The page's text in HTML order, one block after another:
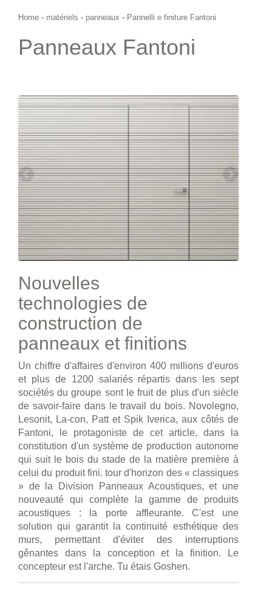
Home - matériels - panneaux - Pannelli e finiture Fantoni
Panneaux Fantoni
Nouvelles
technologies de
construction de
panneaux et finitions
Un chiffre d'affaires d'environ 400 millions d'euros
et plus de 1200 salariés répartis dans les sept
sociétés du groupe sont le fruit de plus d'un siècle
de savoir-faire dans le travail du bois. Novolegno,
Lesonit, La-con, Patt et Spik Iverica, aux côtés de
Fantoni, le protagoniste de cet article, dans la
constitution d'un système de production autonome
qui suit le bois du stade de la matière première à
celui du produit fini. tour d'horizon des « classiques
» de la Division Panneaux Acoustiques, et une
nouveauté qui complète la gamme de produits
acoustiques : la porte affleurante. C'est une
solution qui garantit la continuité esthétique des
murs, permettant d'éviter des interruptions
gênantes dans la conception et la finition. Le
concepteur est l'arche. Tu étais Goshen.